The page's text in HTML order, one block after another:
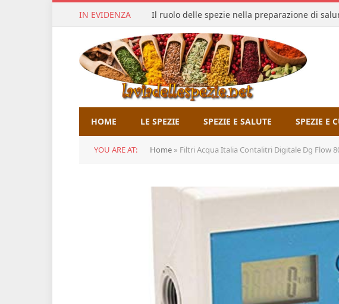
IN EVIDENZA Il ruolo delle spezie nella preparazione di
HOME LE SPEZIE SPEZIE E SALUTE SPEZIE E
YOU ARE AT: Home » Filtri Acqua Italia Contalitri Digitale Dg Flow